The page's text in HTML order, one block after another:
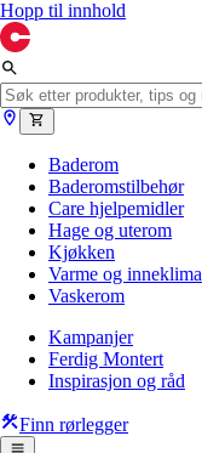
Hopp til innhold
Baderom
Baderomstilbehør
Care hjelpemidler
Hage og uterom
Kjøkken
Varme og inneklima
Vaskerom
Kampanjer
Ferdig Montert
Inspirasjon og råd
Finn rørlegger